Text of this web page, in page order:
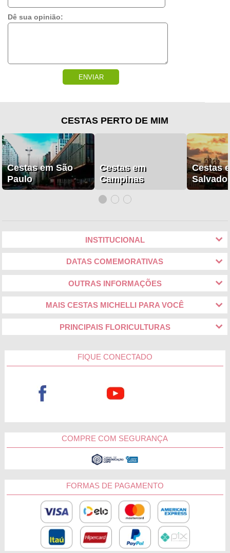
Dê sua opinião:
ENVIAR
CESTAS PERTO DE MIM
Cestas em São
Paulo
Cestas em
Campinas
Cestas
INSTITUCIONAL
DATAS COMEMORATIVAS
OUTRAS INFORMAÇÕES
MAIS CESTAS MICHELLI PARA VOCÊ
PRINCIPAIS FLORICULTURAS
FIQUE CONECTADO
COMPRE COM SEGURANÇA
FORMAS DE PAGAMENTO